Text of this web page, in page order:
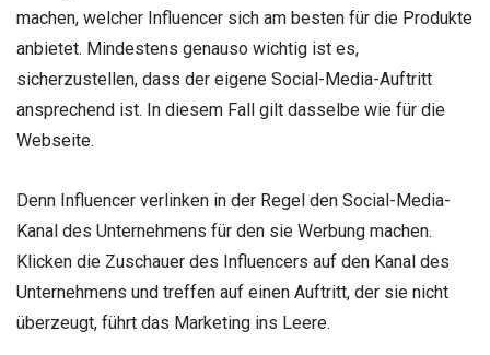
machen, welcher Influencer sich am besten für die Produkte
anbietet. Mindestens genauso wichtig ist es,
sicherzustellen, dass der eigene Social-Media-Auftritt
ansprechend ist. In diesem Fall gilt dasselbe wie für die
Webseite.
Denn Influencer verlinken in der Regel den Social-Media-
Kanal des Unternehmens für den sie Werbung machen.
Klicken die Zuschauer des Influencers auf den Kanal des
Unternehmens und treffen auf einen Auftritt, der sie nicht
überzeugt, führt das Marketing ins Leere.